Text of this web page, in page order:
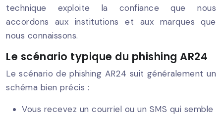
technique exploite la confiance que nous
accordons aux institutions et aux marques que
nous connaissons.
Le scénario typique du phishing AR24
Le scénario de phishing AR24 suit généralement un
schéma bien précis :
Vous recevez un courriel ou un SMS qui semble